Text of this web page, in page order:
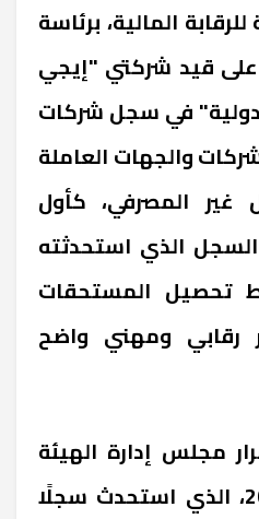
المالية، برئاسة
على قيد شركتي "إيجي
في سجل شركات
والجهات العاملة
المصرفي، كأول
الذي استحدثته
تحصيل المستحقات
رقابي ومهني واضح
مجلس إدارة الهيئة
رقم (278) لسنة 2025، الذي استحدث سجلًا